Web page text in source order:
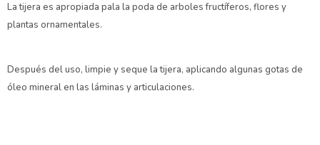
La tijera es apropiada pala la poda de arboles fructíferos, flores y
plantas ornamentales.
Después del uso, limpie y seque la tijera, aplicando algunas gotas de
óleo mineral en las láminas y articulaciones.